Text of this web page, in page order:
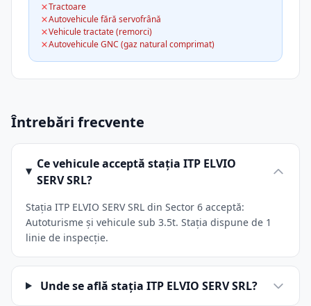
Tractoare
Autovehicule fără servofrână
Vehicule tractate (remorci)
Autovehicule GNC (gaz natural comprimat)
Întrebări frecvente
Ce vehicule acceptă stația ITP ELVIO
SERV SRL?
Stația ITP ELVIO SERV SRL din Sector 6 acceptă:
Autoturisme și vehicule sub 3.5t. Stația dispune de 1
linie de inspecție.
Unde se află stația ITP ELVIO SERV SRL?